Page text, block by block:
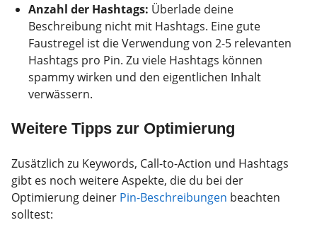
Anzahl der Hashtags: Überlade deine
Beschreibung nicht mit Hashtags. Eine gute
Faustregel ist die Verwendung von 2-5 relevanten
Hashtags pro Pin. Zu viele Hashtags können
spammy wirken und den eigentlichen Inhalt
verwässern.
Weitere Tipps zur Optimierung
Zusätzlich zu Keywords, Call-to-Action und Hashtags
gibt es noch weitere Aspekte, die du bei der
Optimierung deiner Pin-Beschreibungen beachten
solltest: